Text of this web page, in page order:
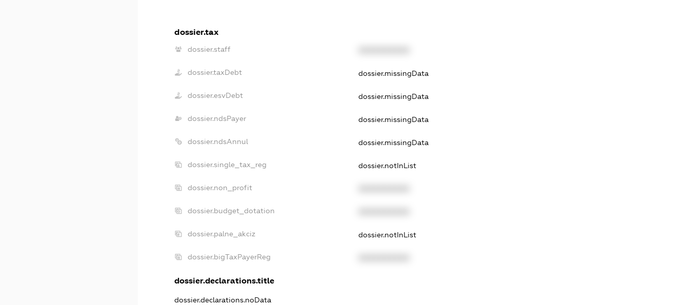
dossier.tax
dossier.staff
dossier.taxDebt dossier.missingData
dossier.esvDebt dossier.missingData
dossier.ndsPayer dossier.missingData
dossier.ndsAnnul dossier.missingData
dossier.single_tax_reg dossier.notInList
dossier.non_profit
dossier.budget_dotation
dossier.palne_akciz dossier.notInList
dossier.bigTaxPayerReg
dossier.declarations.title
dossier.declarations.noData